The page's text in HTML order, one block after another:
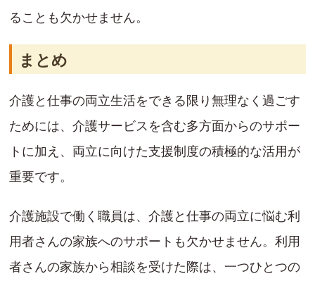
ることも欠かせません。
まとめ
介護と仕事の両立生活をできる限り無理なく過ごす
ためには、介護サービスを含む多方面からのサポー
トに加え、両立に向けた支援制度の積極的な活用が
重要です。
介護施設で働く職員は、介護と仕事の両立に悩む利
用者さんの家族へのサポートも欠かせません。利用
者さんの家族から相談を受けた際は、一つひとつの